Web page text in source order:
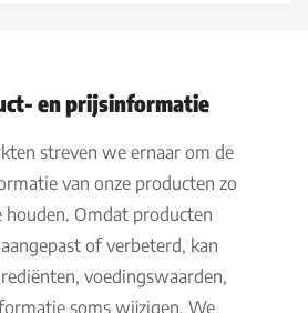
en prijsinformatie
streven we ernaar om de
van onze producten zo
houden. Omdat producten
of verbeterd, kan
voedingswaarden,
soms wijzigen. We